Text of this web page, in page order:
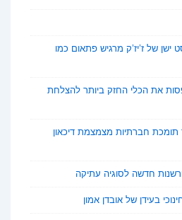
של ז’יז’ק מרגיש פתאום כמו
את הכלי החזק ביותר להצלחת
חברתיות מצמצמת דיכאון
חדשה לסוגיה עתיקה
בעידן של אובדן אמון